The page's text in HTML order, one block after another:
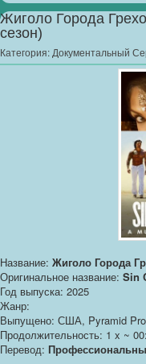
Жиголо Города
сезон)
Категория: Документальный
Название: Жиголо Города
Оригинальное название: Sin
Год выпуска: 2025
Жанр:
Выпущено: США, Pyramid
Продолжительность: 1 x ~
Перевод: